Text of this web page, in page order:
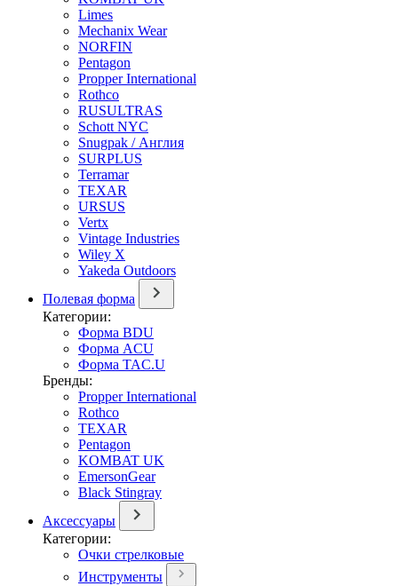
Limes
Mechanix Wear
NORFIN
Pentagon
Propper International
Rothco
RUSULTRAS
Schott NYC
Snugpak / Англия
SURPLUS
Terramar
TEXAR
URSUS
Vertx
Vintage Industries
Wiley X
Yakeda Outdoors
Полевая форма
Категории:
Форма BDU
Форма ACU
Форма TAC.U
Бренды:
Propper International
Rothco
TEXAR
Pentagon
KOMBAT UK
EmersonGear
Black Stingray
Аксессуары
Категории:
Очки стрелковые
Инструменты